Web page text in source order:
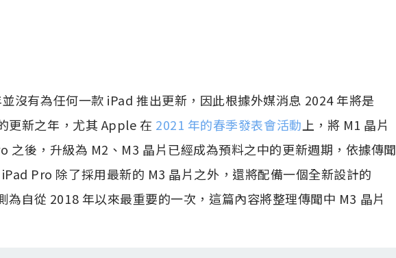
沒有為任何一款 iPad 推出更新，因此根據外媒消息 2024 年將是
更新之年，尤其 Apple 在 2021 年的春季發表會活動 上，將 M1 晶片
之後，升級為 M2、M3 晶片已經成為預料之中的更新週期，依據傳聞
Pro 除了採用最新的 M3 晶片之外，還將配備一個全新設計的
自從 2018 年以來最重要的一次，這篇內容將整理傳聞中 M3 晶片